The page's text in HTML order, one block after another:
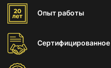
Опыт работы
Сертифицированное